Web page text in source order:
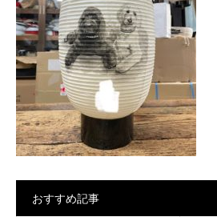
おすすめ記事